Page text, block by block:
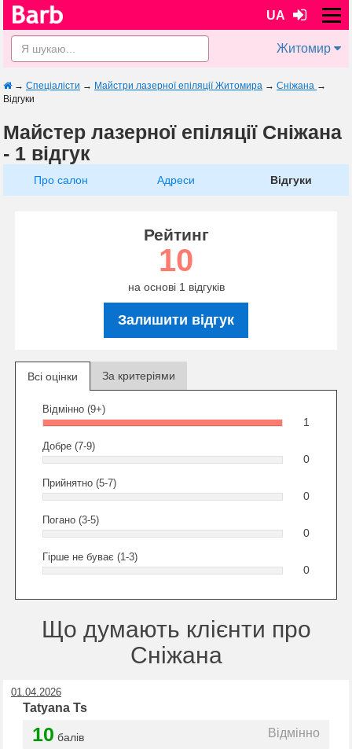
UA
Житомир
→ Спеціалісти → Майстри лазерної епіляції Житомира → Сніжана →
Відгуки
Майстер лазерної епіляції Сніжана
- 1 відгук
Про салон Адреси Відгуки
Рейтинг
10
на основі 1 відгуків
Залишити відгук
Всі оцінки За критеріями
Відмінно (9+)
1
Добре (7-9)
0
Прийнятно (5-7)
0
Погано (3-5)
0
Гірше не буває (1-3)
0
Що думають клієнти про
Сніжана
01.04.2026
Tatyana Ts
10 балів Відмінно